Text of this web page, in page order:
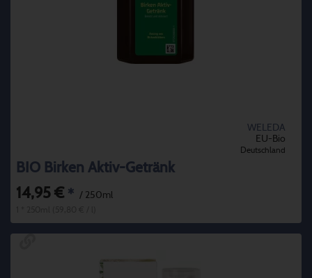
WELEDA
EU-Bio
Deutschland
BIO Birken Aktiv-Getränk
14,95 € * / 250ml